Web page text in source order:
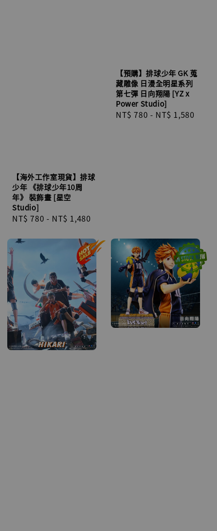
【海外工作室現貨】排球
少年 《排球少年10周
年》 裝飾畫 [星空
Studio]
Regular
NT$ 780 - NT$ 1,480
【預購】排球少年 GK 蒐
藏雕像 日漫全明星系列
第七彈 日向翔陽 [YZ x
Power Studio]
Regular
NT$ 780 - NT$ 1,580